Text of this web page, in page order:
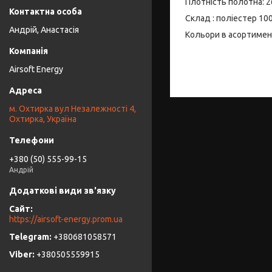
Склад : поліестер
Кольори в
Андрій, Анастасія
Airsoft Energy
м. Охтирка вул Незалежності 4,
Охтирка, Україна
+380 (50) 555-99-15
Андрій
https://airsoft-energy.prom.ua
+380681058571
+380505559915